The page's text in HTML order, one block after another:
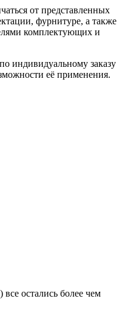
от представленных
фурнитуре, а также
комплектующих и
индивидуальному заказу
её применения.
остались более чем